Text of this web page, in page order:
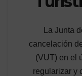
La Junta
cancelación
(VUT) en el
regularizar y